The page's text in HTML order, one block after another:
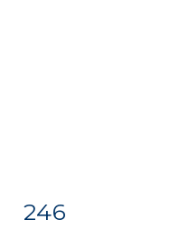
Item detail
246